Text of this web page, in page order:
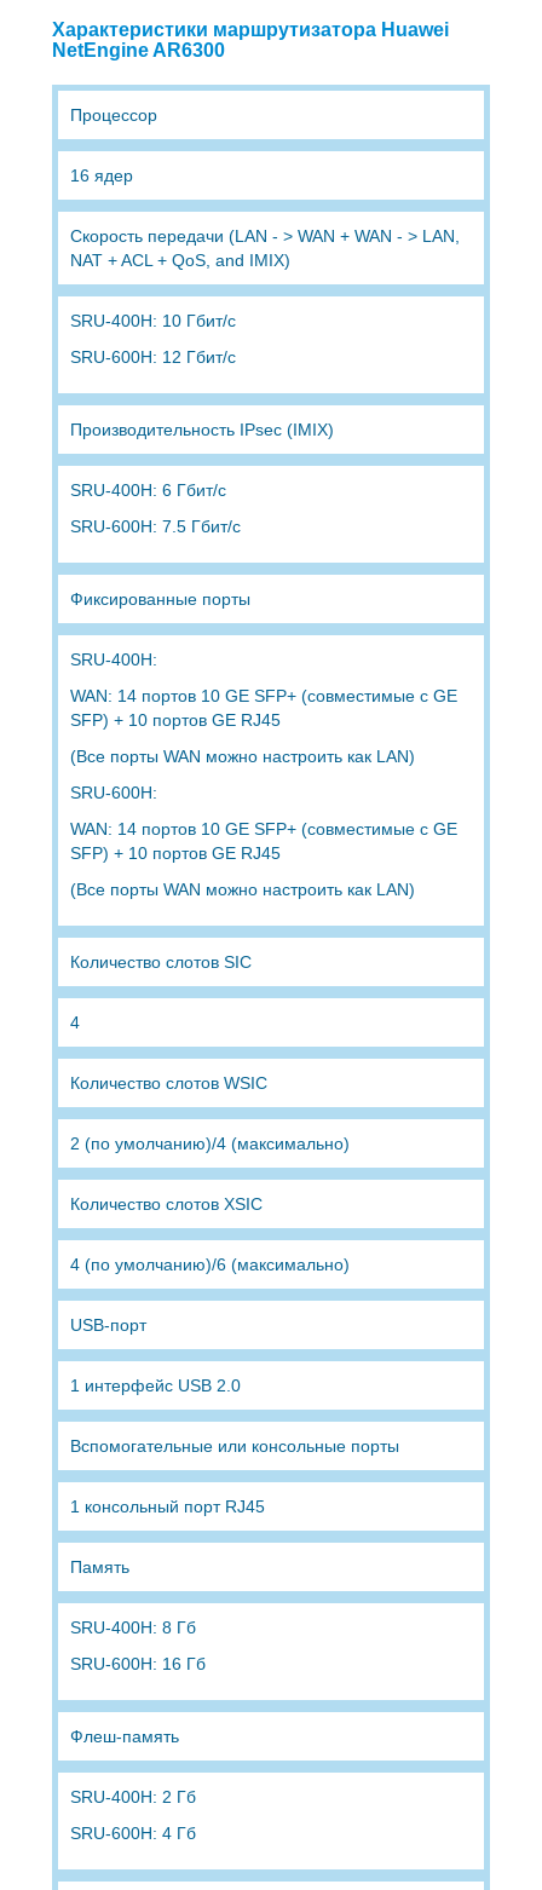
Характеристики маршрутизатора Huawei
NetEngine AR6300
Процессор
16 ядер
Скорость передачи (LAN - > WAN + WAN - > LAN,
NAT + ACL + QoS, and IMIX)
SRU-400H: 10 Гбит/с
SRU-600H: 12 Гбит/с
Производительность IPsec (IMIX)
SRU-400H: 6 Гбит/с
SRU-600H: 7.5 Гбит/с
Фиксированные порты
SRU-400H:
WAN: 14 портов 10 GE SFP+ (совместимые с GE
SFP) + 10 портов GE RJ45
(Все порты WAN можно настроить как LAN)
SRU-600H:
WAN: 14 портов 10 GE SFP+ (совместимые с GE
SFP) + 10 портов GE RJ45
(Все порты WAN можно настроить как LAN)
Количество слотов SIC
4
Количество слотов WSIC
2 (по умолчанию)/4 (максимально)
Количество слотов XSIC
4 (по умолчанию)/6 (максимально)
USB-порт
1 интерфейс USB 2.0
Вспомогательные или консольные порты
1 консольный порт RJ45
Память
SRU-400H: 8 Гб
SRU-600H: 16 Гб
Флеш-память
SRU-400H: 2 Гб
SRU-600H: 4 Гб